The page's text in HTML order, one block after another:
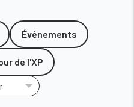
Événements
de l'XP